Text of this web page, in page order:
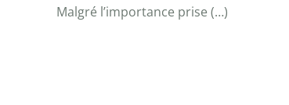
Malgré l’importance prise (…)